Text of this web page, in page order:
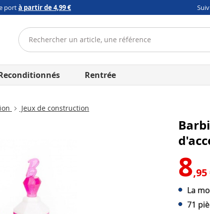
portà partir de 4,99 €
Rentrée
Jeux de construction
8,95
La
71